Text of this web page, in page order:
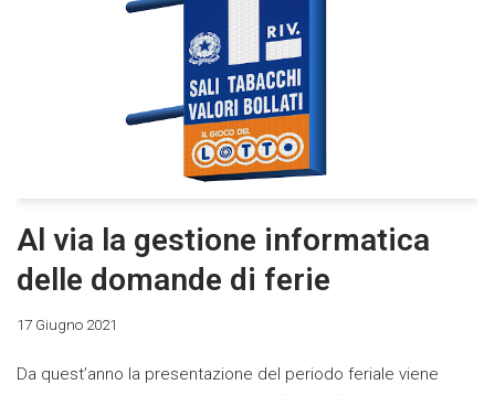
Al via la gestione informatica
delle domande di ferie
17 Giugno 2021
Da quest’anno la presentazione del periodo feriale viene